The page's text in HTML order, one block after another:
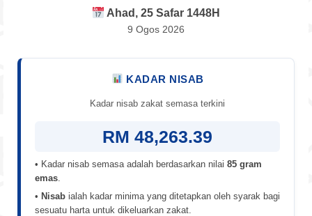
Ahad, 25 Safar 1448H
9 Ogos 2026
KADAR NISAB
Kadar nisab zakat semasa terkini
RM 48,263.39
• Kadar nisab semasa adalah berdasarkan nilai 85 gram
emas
• Nisab ialah kadar minima yang ditetapkan oleh syarak bagi
sesuatu harta untuk dikeluarkan zakat.